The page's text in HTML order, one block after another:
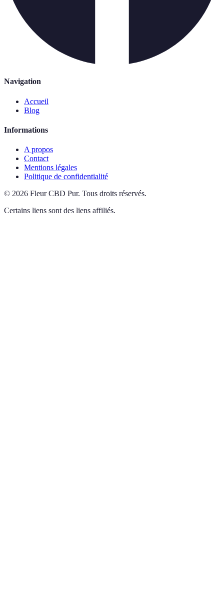
Navigation
Accueil
Blog
Informations
A propos
Contact
Mentions légales
Politique de confidentialité
© 2026 Fleur CBD Pur. Tous droits réservés.
Certains liens sont des liens affiliés.